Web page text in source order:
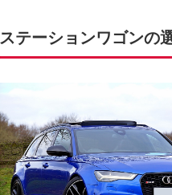
ステーションワゴンの